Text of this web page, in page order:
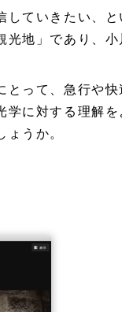
ていきたい、
地」であり、
って、急行や
に対する理解
うか。